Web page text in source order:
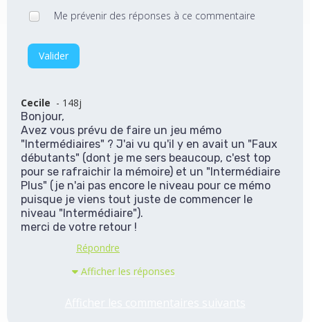
Me prévenir des réponses à ce commentaire
Valider
Cecile - 148j
Bonjour,
Avez vous prévu de faire un jeu mémo
"Intermédiaires" ? J'ai vu qu'il y en avait un "Faux
débutants" (dont je me sers beaucoup, c'est top
pour se rafraichir la mémoire) et un "Intermédiaire
Plus" (je n'ai pas encore le niveau pour ce mémo
puisque je viens tout juste de commencer le
niveau "Intermédiaire").
merci de votre retour !
Répondre
Afficher les réponses